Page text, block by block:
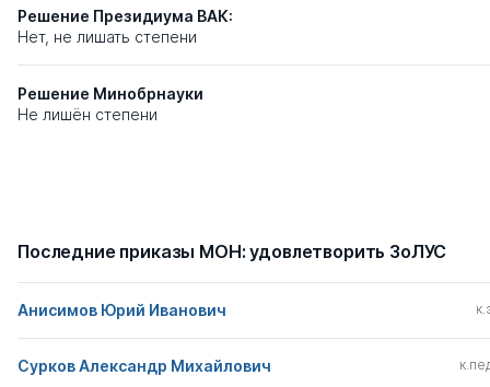
Решение Президиума ВАК:
Нет, не лишать степени
Решение Минобрнауки
Не лишён степени
Последние приказы МОН: удовлетворить ЗоЛУС
Анисимов Юрий Иванович
Сурков Александр Михайлович